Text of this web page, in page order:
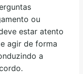
ou
estar atento
agir de forma
a